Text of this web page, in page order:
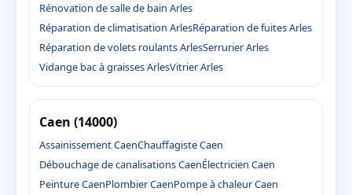
Rénovation de salle de bain Arles
Réparation de climatisation ArlesRéparation de fuites Arles
Réparation de volets roulants ArlesSerrurier Arles
Vidange bac à graisses ArlesVitrier Arles
Caen (14000)
Assainissement CaenChauffagiste Caen
Débouchage de canalisations CaenÉlectricien Caen
Peinture CaenPlombier CaenPompe à chaleur Caen